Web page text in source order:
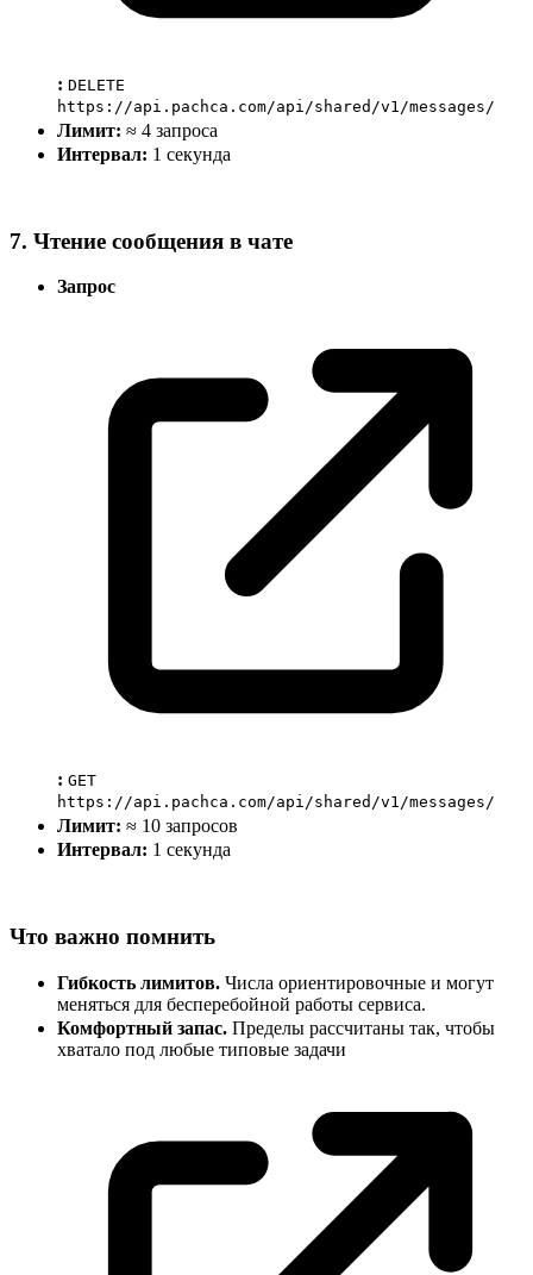
: DELETE
https://api.pachca.com/api/shared/v1/messages/
Лимит: ≈ 4 запроса
Интервал: 1 секунда
7. Чтение сообщения в чате
Запрос
: GET
https://api.pachca.com/api/shared/v1/messages/
Лимит: ≈ 10 запросов
Интервал: 1 секунда
Что важно помнить
Гибкость лимитов. Числа ориентировочные и могут
меняться для бесперебойной работы сервиса.
Комфортный запас. Пределы рассчитаны так, чтобы
хватало под любые типовые задачи